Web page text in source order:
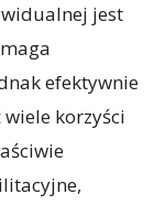
jest
efektywnie
korzyści